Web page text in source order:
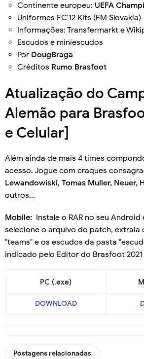
Continente europeu: UEFA
Uniformes FC'12 Kits (FM Slovakia)
Informações: Transfermarkt e
Escudos e miniescudos
Por DougBraga
Créditos Rumo Brasfoot
Atualização do
Alemão para
e Celular]
Além ainda de mais 4 times
acesso. Jogue com craques
Lewandowiski, Tomas Muller, Neuer,
outros...
Mobile: Instale o RAR no seu Android
selecione o arquivo do patch, extraia
"teams" e os escudos da pasta
indicado pelo Editor do Brasfoot
PC (.exe)
DOWNLOAD
Postagens relacionadas